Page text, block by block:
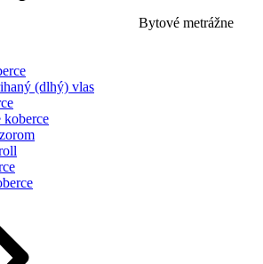
Bytové metrážne
(dlhý) vlas
koberce